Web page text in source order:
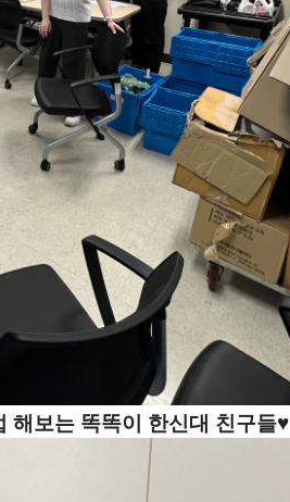
해보는 똑똑이 한신대 친구들♥